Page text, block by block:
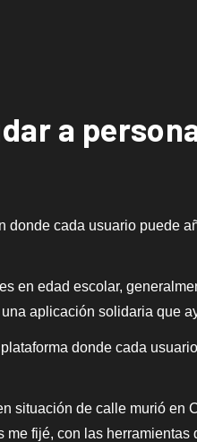
a
cada usuario puede
en edad escolar,
aplicación solidaria que
donde cada
situación de calle murió
fijé, con las